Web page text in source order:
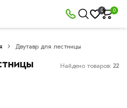
0 0
Двутавр для лестницы
Найдено товаров: 22